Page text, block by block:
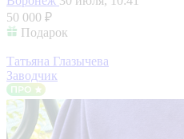
50 000 ₽
Подарок
Татьяна Глазычева
Заводчик